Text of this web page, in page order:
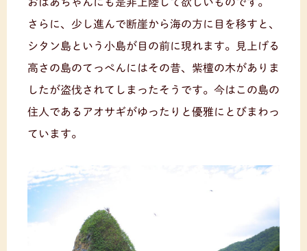
さらに、少し進んで断崖から海の方に目を移すと、
シタン島という小島が目の前に現れます。見上げる
高さの島のてっぺんにはその昔、紫檀の木がありま
したが盗伐されてしまったそうです。今はこの島の
住人であるアオサギがゆったりと優雅にとびまわっ
ています。